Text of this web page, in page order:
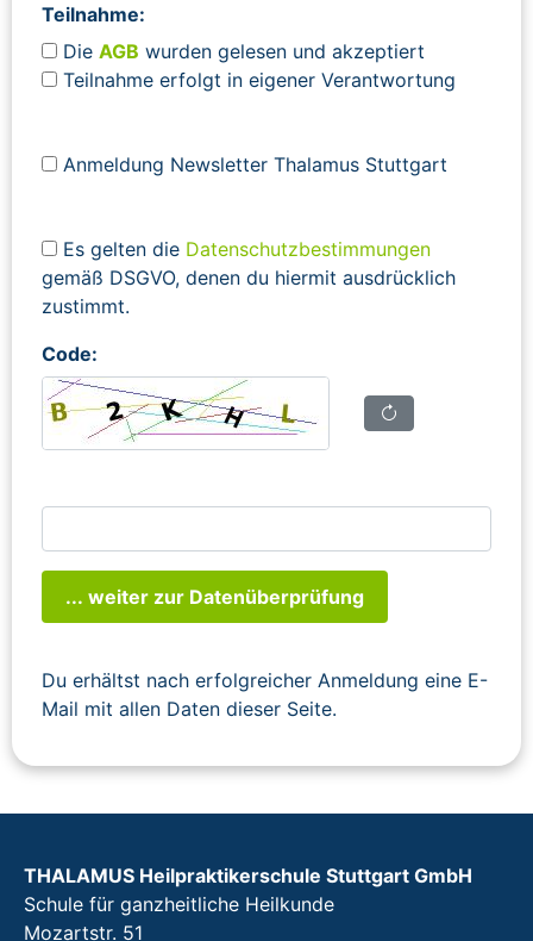
Teilnahme:
Die AGB wurden gelesen und akzeptiert
Teilnahme erfolgt in eigener Verantwortung
Anmeldung Newsletter Thalamus Stuttgart
Es gelten die Datenschutzbestimmungen
gemäß DSGVO, denen du hiermit ausdrücklich
zustimmt.
Code:
... weiter zur Datenüberprüfung
Du erhältst nach erfolgreicher Anmeldung eine E-
Mail mit allen Daten dieser Seite.
THALAMUS Heilpraktikerschule Stuttgart GmbH
Schule für ganzheitliche Heilkunde
Mozartstr. 51